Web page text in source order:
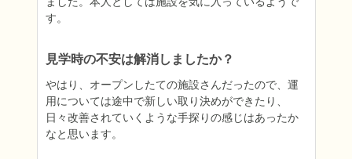
す。
見学時の不安は解消しましたか？
やはり、オープンしたての施設さんだったので、運
用については途中で新しい取り決めができたり、
日々改善されていくような手探りの感じはあったか
なと思います。